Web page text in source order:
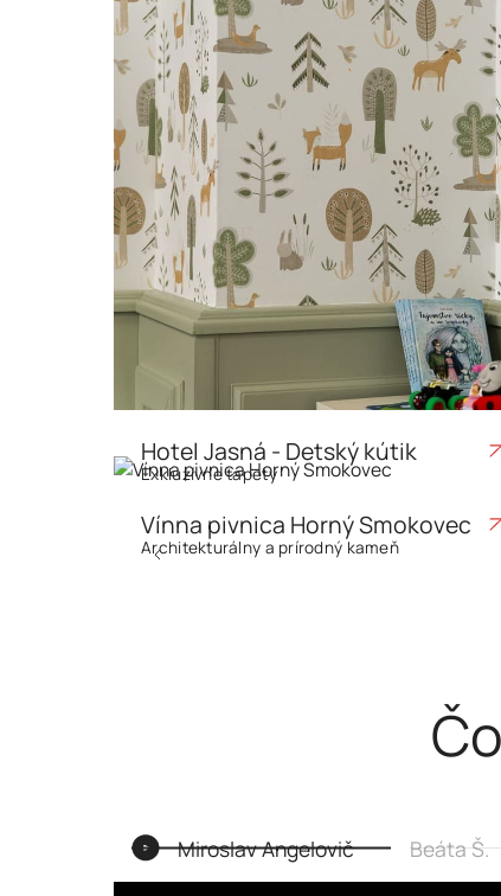
Hotel Jasná - Detský kútik
Exkluzívne tapety
Vínna pivnica Horný Smokovec
Architekturálny a prírodný kameň
Previous +6 realizácii
Miroslav Angelovič Beáta Š.